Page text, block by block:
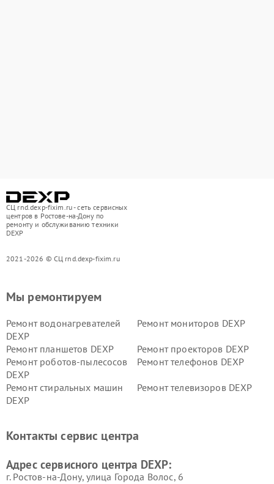
СЦ rnd.dexp-fixim.ru - сеть сервисных
центров в Ростове-на-Дону по
ремонту и обслуживанию техники
DEXP
2021-2026 © СЦ rnd.dexp-fixim.ru
Мы ремонтируем
Ремонт водонагревателей
DEXP
Ремонт мониторов DEXP
Ремонт планшетов DEXP
Ремонт проекторов DEXP
Ремонт роботов-пылесосов
DEXP
Ремонт телефонов DEXP
Ремонт стиральных машин
DEXP
Ремонт телевизоров DEXP
Ремонт серверов DEXP
Ремонт мини пк DEXP
Контакты сервис центра
Адрес сервисного центра DEXP:
г. Ростов-на-Дону, улица Города Волос, 6